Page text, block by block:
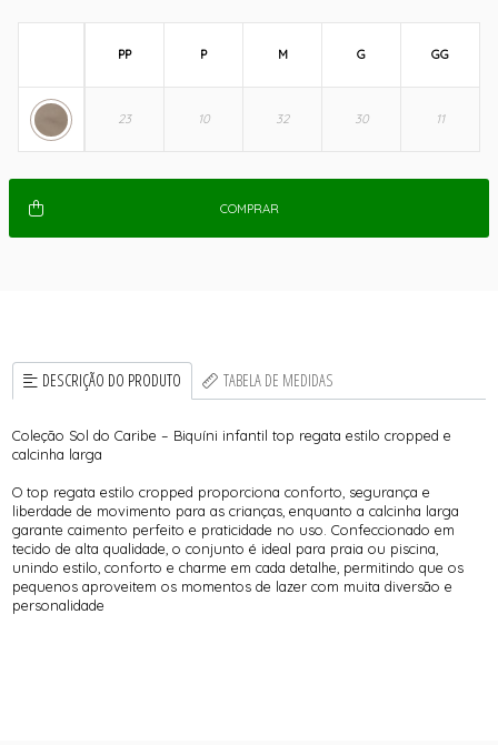
PP P M G GG
COMPRAR
DESCRIÇÃO DO PRODUTO TABELA DE MEDIDAS
Coleção Sol do Caribe – Biquíni infantil top regata estilo cropped e
calcinha larga
O top regata estilo cropped proporciona conforto, segurança e
liberdade de movimento para as crianças, enquanto a calcinha larga
garante caimento perfeito e praticidade no uso. Confeccionado em
tecido de alta qualidade, o conjunto é ideal para praia ou piscina,
unindo estilo, conforto e charme em cada detalhe, permitindo que os
pequenos aproveitem os momentos de lazer com muita diversão e
personalidade